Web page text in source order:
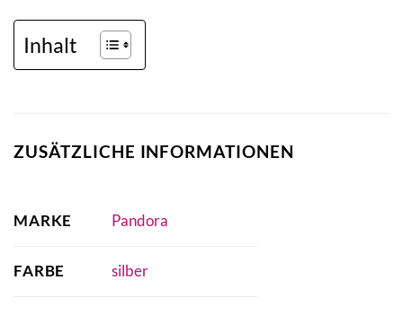
Inhalt
ZUSÄTZLICHE INFORMATIONEN
MARKE Pandora
FARBE silber